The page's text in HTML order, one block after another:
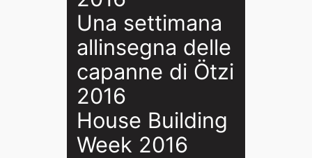
Una settimana
allinsegna delle
capanne di Ötzi
2016
House Building
Week 2016